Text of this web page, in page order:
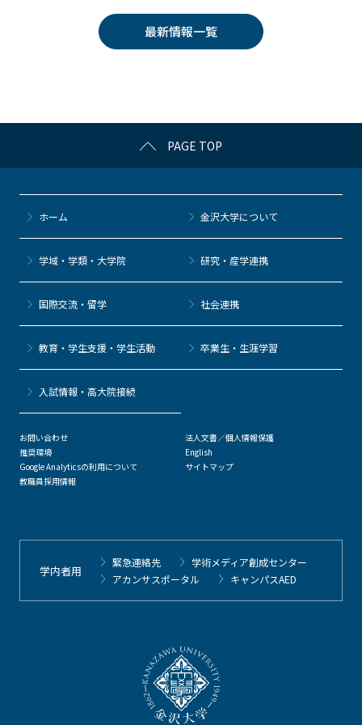
k
erk
et
n
a
最新情報一覧
PAGE TOP
ホーム 金沢大学について
学域・学類・大学院 研究・産学連携
国際交流・留学 社会連携
教育・学生支援・学生活動 卒業生・生涯学習
⼊試情報・高大院接続
お問い合わせ
推奨環境
Google Analyticsの利用について
教職員採用情報
法人文書／個人情報保護
English
サイトマップ
学内者用
緊急連絡先
学術メディア創成センター
アカンサスポータル
キャンパスAED